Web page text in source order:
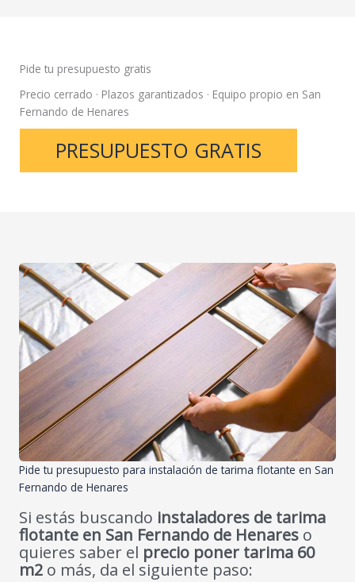
Pide tu presupuesto gratis
Precio cerrado · Plazos garantizados · Equipo propio en San
Fernando de Henares
PRESUPUESTO GRATIS
Pide tu presupuesto para instalación de tarima flotante en San
Fernando de Henares
Si estás buscando instaladores de tarima
flotante en San Fernando de Henares o
quieres saber el precio poner tarima 60
m2 o más, da el siguiente paso: